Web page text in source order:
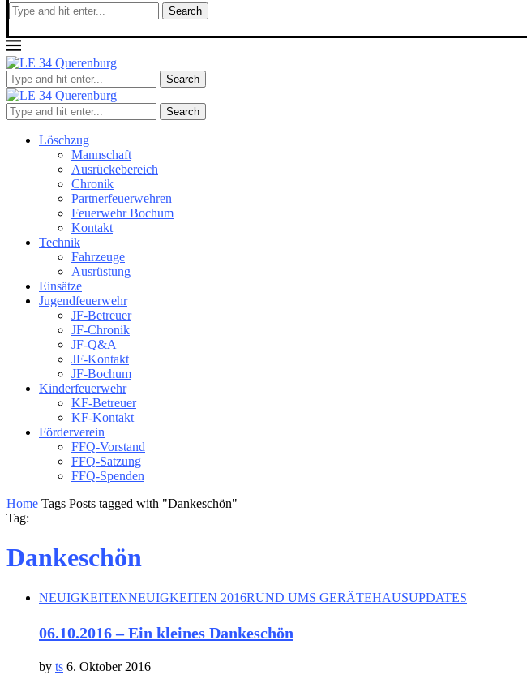
Search
Search
Search
Löschzug
Mannschaft
Ausrückebereich
Chronik
Partnerfeuerwehren
Feuerwehr Bochum
Kontakt
Technik
Fahrzeuge
Ausrüstung
Einsätze
Jugendfeuerwehr
JF-Betreuer
JF-Chronik
JF-Q&A
JF-Kontakt
JF-Bochum
Kinderfeuerwehr
KF-Betreuer
KF-Kontakt
Förderverein
FFQ-Vorstand
FFQ-Satzung
FFQ-Spenden
Home Tags Posts tagged with "Dankeschön"
Tag:
Dankeschön
NEUIGKEITENNEUIGKEITEN 2016RUND UMS GERÄTEHAUSUPDATES
06.10.2016 – Ein kleines Dankeschön
by ts 6. Oktober 2016